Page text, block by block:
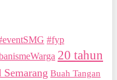
#fyp
20 tahun
Semarang Buah Tangan